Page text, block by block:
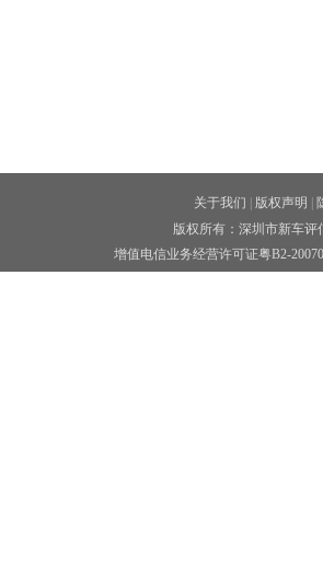
关于我们 版权声明
版权所有：深圳市新车评
增值电信业务经营许可证粤B2-